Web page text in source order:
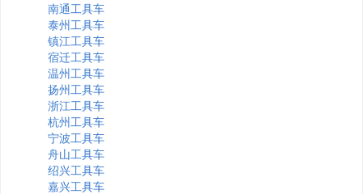
南通工具车
泰州工具车
镇江工具车
宿迁工具车
温州工具车
扬州工具车
浙江工具车
杭州工具车
宁波工具车
舟山工具车
绍兴工具车
嘉兴工具车